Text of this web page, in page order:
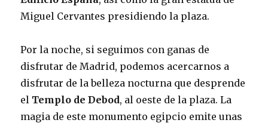
Miguel Cervantes presidiendo la plaza.
Por la noche, si seguimos con ganas de
disfrutar de Madrid, podemos acercarnos a
disfrutar de la belleza nocturna que desprende
el Templo de Debod, al oeste de la plaza. La
magia de este monumento egipcio emite unas